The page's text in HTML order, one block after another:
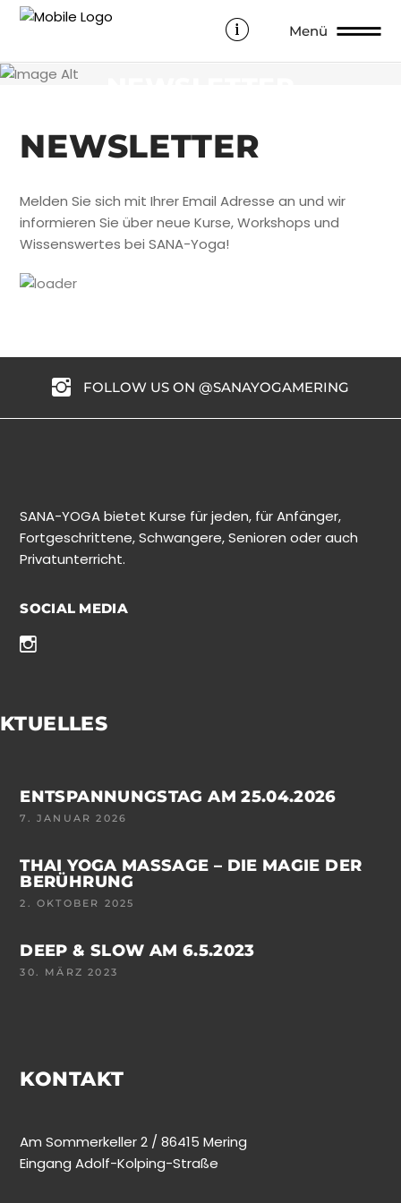
Menü
NEWSLETTER
Melden Sie sich mit Ihrer Email Adresse an und wir
informieren Sie über neue Kurse, Workshops und
Wissenswertes bei SANA-Yoga!
FOLLOW US ON @SANAYOGAMERING
SANA-YOGA bietet Kurse für jeden, für Anfänger,
Fortgeschrittene, Schwangere, Senioren oder auch
Privatunterricht.
SOCIAL MEDIA
ENTSPANNUNGSTAG AM 25.04.2026
7. JANUAR 2026
THAI YOGA MASSAGE – DIE MAGIE DER
BERÜHRUNG
2. OKTOBER 2025
DEEP & SLOW AM 6.5.2023
30. MÄRZ 2023
KONTAKT
Am Sommerkeller 2 / 86415 Mering
Eingang Adolf-Kolping-Straße